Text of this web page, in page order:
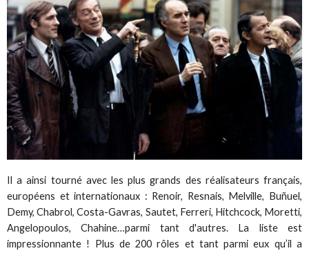
Il a ainsi tourné avec les plus grands des réalisateurs français,
européens et internationaux : Renoir, Resnais, Melville, Buñuel,
Demy, Chabrol, Costa-Gavras, Sautet, Ferreri, Hitchcock, Moretti,
Angelopoulos, Chahine…parmi tant d'autres. La liste est
impressionnante ! Plus de 200 rôles et tant parmi eux qu’il a